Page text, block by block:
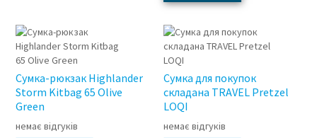
Сумка-рюкзак Highlander
Storm Kitbag 65 Olive
Green
немає відгуків
Сумка для покупок
складана TRAVEL Pretzel
LOQI
немає відгуків